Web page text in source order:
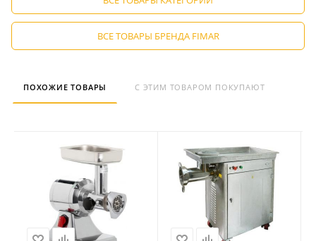
ВСЕ ТОВАРЫ БРЕНДА FIMAR
ПОХОЖИЕ ТОВАРЫ С ЭТИМ ТОВАРОМ ПОКУПАЮТ